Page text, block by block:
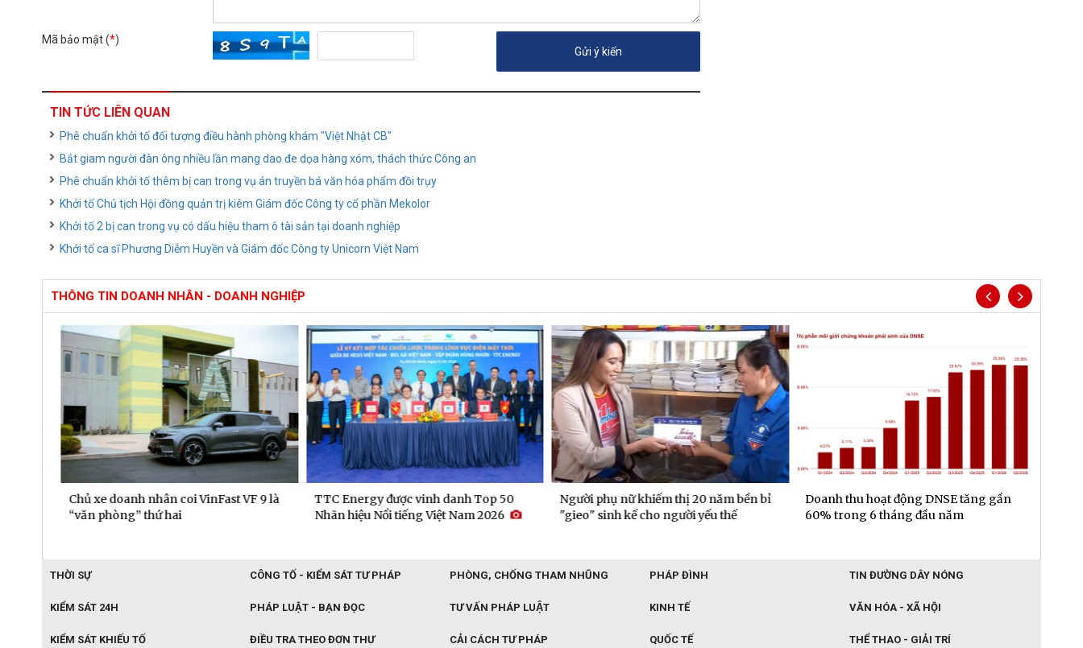
Mã bảo mật (*)
TIN TỨC LIÊN QUAN
Phê chuẩn khởi tố đối tượng điều hành phòng khám "Việt Nhật CB"
Bắt giam người đàn ông nhiều lần mang dao đe dọa hàng xóm, thách thức Công an
Phê chuẩn khởi tố thêm bị can trong vụ án truyền bá văn hóa phẩm đồi trụy
Khởi tố Chủ tịch Hội đồng quản trị kiêm Giám đốc Công ty cổ phần Mekolor
Khởi tố 2 bị can trong vụ có dấu hiệu tham ô tài sản tại doanh nghiệp
Khởi tố ca sĩ Phương Diễm Huyền và Giám đốc Công ty Unicorn Việt Nam
THÔNG TIN DOANH NHÂN - DOANH NGHIỆP
Chủ xe doanh nhân coi VinFast VF 9 là
“văn phòng” thứ hai
TTC Energy được vinh danh Top 50
Nhãn hiệu Nổi tiếng Việt Nam 2026
Người phụ nữ khiếm thị 20 năm bền bỉ
"gieo" sinh kế cho người yếu thế
Doanh thu hoạt động DNSE tăng gần
60% trong 6 tháng đầu năm
THỜI SỰ CÔNG TỐ - KIỂM SÁT TƯ PHÁP PHÒNG, CHỐNG THAM NHŨNG PHÁP ĐÌNH TIN ĐƯỜNG DÂY NÓNG
KIỂM SÁT 24H PHÁP LUẬT - BẠN ĐỌC TƯ VẤN PHÁP LUẬT KINH TẾ VĂN HÓA - XÃ HỘI
KIỂM SÁT KHIẾU TỐ ĐIỀU TRA THEO ĐƠN THƯ CẢI CÁCH TƯ PHÁP QUỐC TẾ THỂ THAO - GIẢI TRÍ